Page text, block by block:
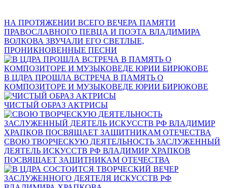
НА ПРОТЯЖЕНИИ ВСЕГО ВЕЧЕРА ПАМЯТИ
ПРАВОСЛАВНОГО ПЕВЦА И ПОЭТА ВЛАДИМИРА
ВОЛКОВА ЗВУЧАЛИ ЕГО СВЕТЛЫЕ,
ПРОНИКНОВЕННЫЕ ПЕСНИ
В ЦДРА ПРОШЛА ВСТРЕЧА В ПАМЯТЬ О
КОМПОЗИТОРЕ И МУЗЫКОВЕДЕ ЮРИИ БИРЮКОВЕ
ЧИСТЫЙ ОБРАЗ АКТРИСЫ
СВОЮ ТВОРЧЕСКУЮ ДЕЯТЕЛЬНОСТЬ ЗАСЛУЖЕННЫЙ
ДЕЯТЕЛЬ ИСКУССТВ РФ ВЛАДИМИР ХРАПКОВ
ПОСВЯЩАЕТ ЗАЩИТНИКАМ ОТЕЧЕСТВА